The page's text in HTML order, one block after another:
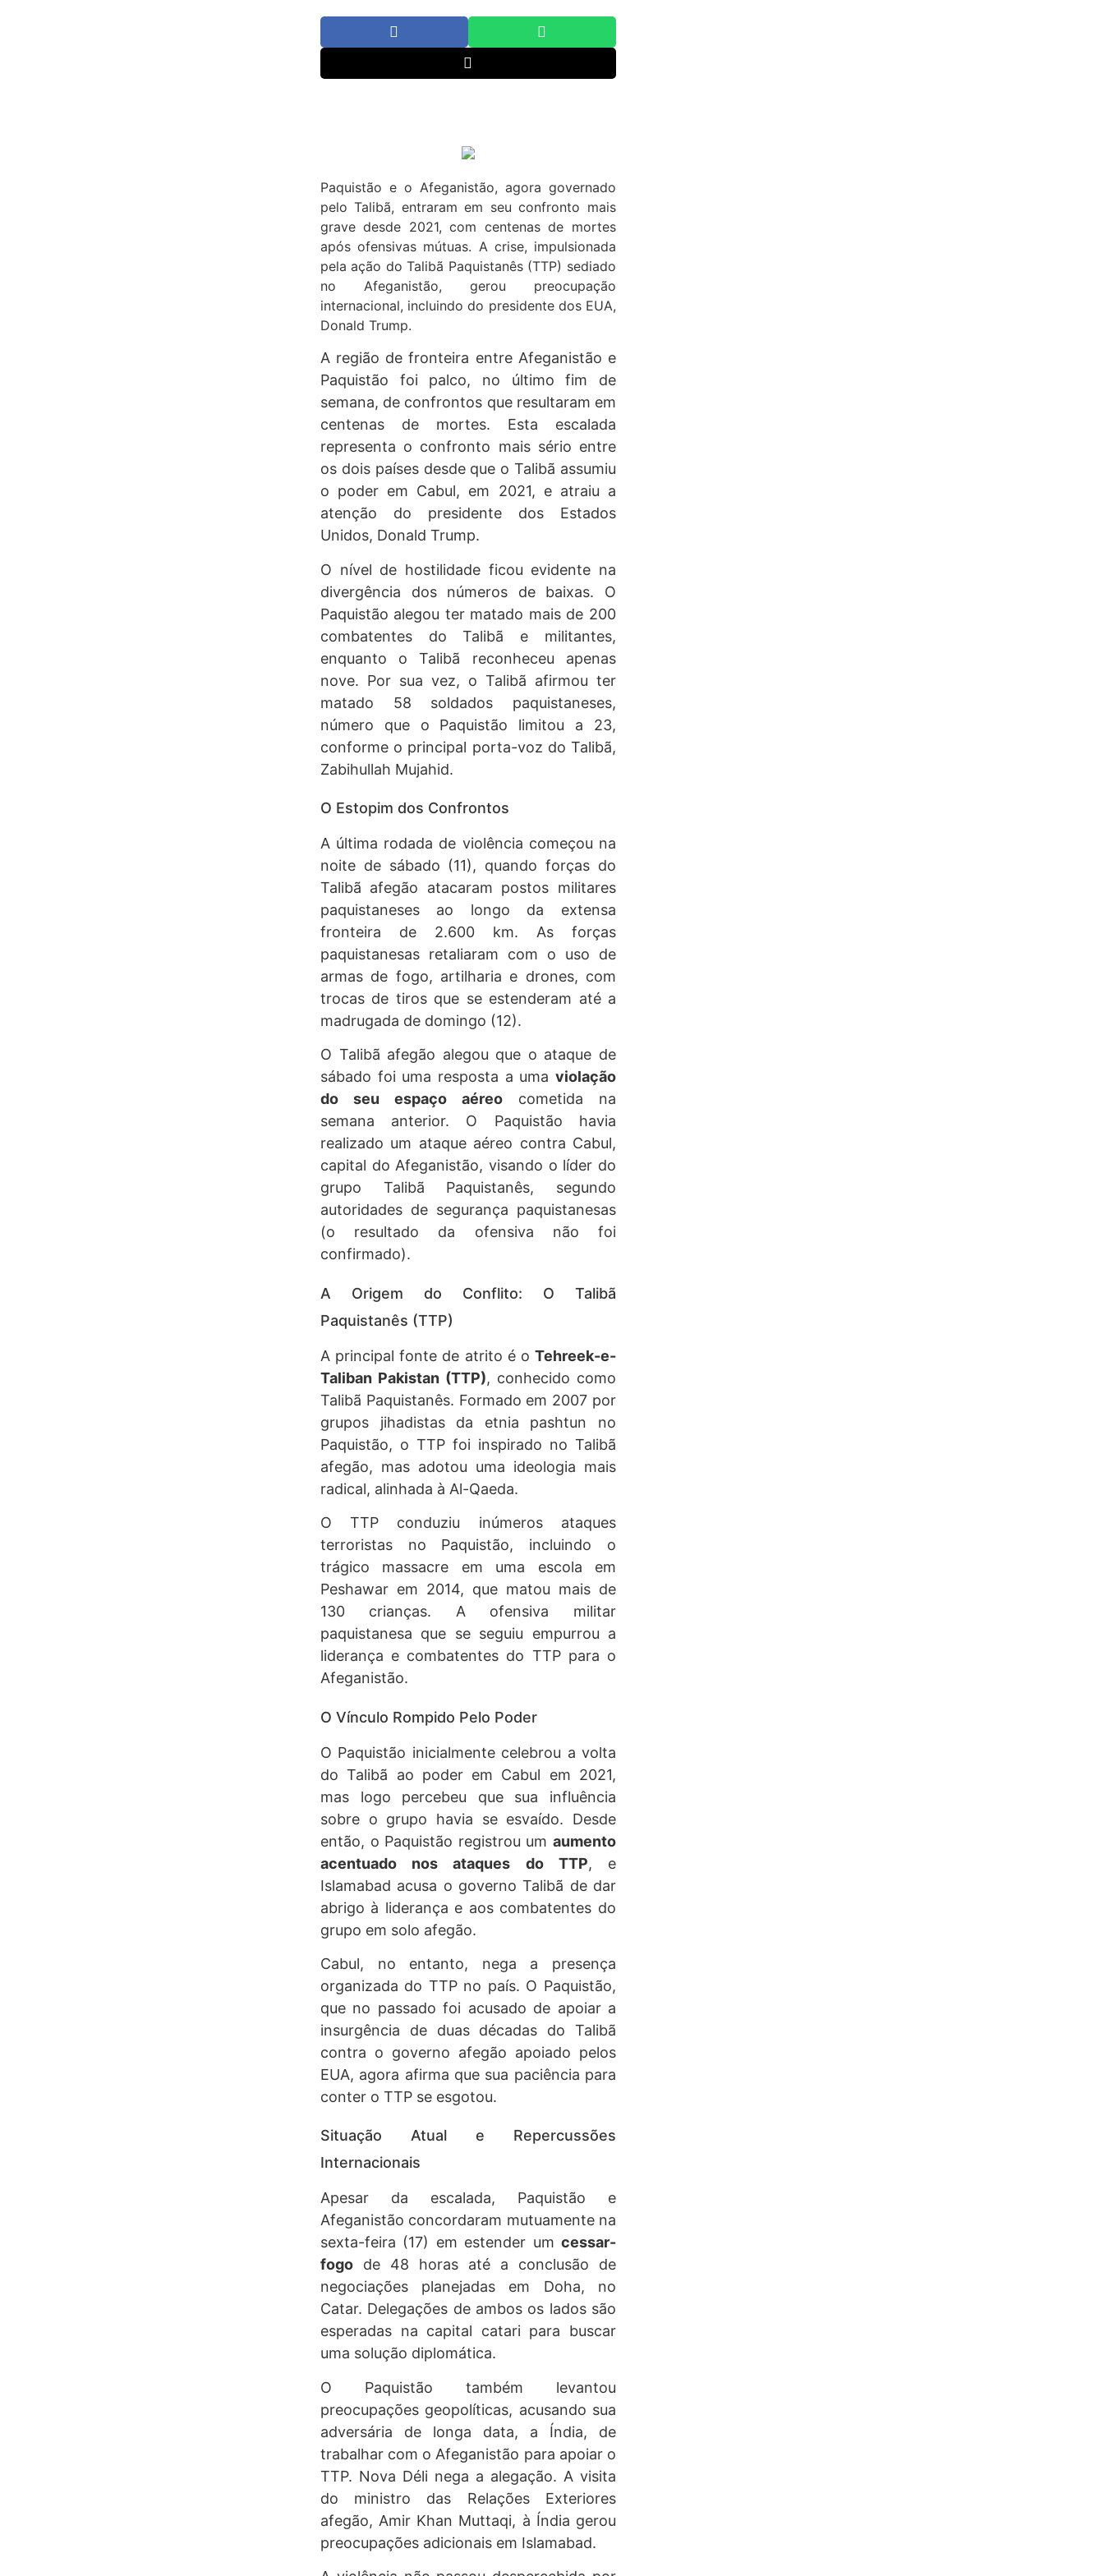
Paquistão e o Afeganistão, agora governado
pelo Talibã, entraram em seu confronto mais
grave desde 2021, com centenas de mortes
após ofensivas mútuas. A crise, impulsionada
pela ação do Talibã Paquistanês (TTP) sediado
no Afeganistão, gerou preocupação
internacional, incluindo do presidente dos EUA,
Donald Trump.
A região de fronteira entre Afeganistão e
Paquistão foi palco, no último fim de
semana, de confrontos que resultaram em
centenas de mortes. Esta escalada
representa o confronto mais sério entre
os dois países desde que o Talibã assumiu
o poder em Cabul, em 2021, e atraiu a
atenção do presidente dos Estados
Unidos, Donald Trump.
O nível de hostilidade ficou evidente na
divergência dos números de baixas. O
Paquistão alegou ter matado mais de 200
combatentes do Talibã e militantes,
enquanto o Talibã reconheceu apenas
nove. Por sua vez, o Talibã afirmou ter
matado 58 soldados paquistaneses,
número que o Paquistão limitou a 23,
conforme o principal porta-voz do Talibã,
Zabihullah Mujahid.
O Estopim dos Confrontos
A última rodada de violência começou na
noite de sábado (11), quando forças do
Talibã afegão atacaram postos militares
paquistaneses ao longo da extensa
fronteira de 2.600 km. As forças
paquistanesas retaliaram com o uso de
armas de fogo, artilharia e drones, com
trocas de tiros que se estenderam até a
madrugada de domingo (12).
O Talibã afegão alegou que o ataque de
sábado foi uma resposta a uma violação
do seu espaço aéreocometida na
semana anterior. O Paquistão havia
realizado um ataque aéreo contra Cabul,
capital do Afeganistão, visando o líder do
grupo Talibã Paquistanês, segundo
autoridades de segurança paquistanesas
(o resultado da ofensiva não foi
confirmado).
A Origem do Conflito: O Talibã
Paquistanês (TTP)
A principal fonte de atrito é o Tehreek-e-
Taliban Pakistan (TTP), conhecido como
Talibã Paquistanês. Formado em 2007 por
grupos jihadistas da etnia pashtun no
Paquistão, o TTP foi inspirado no Talibã
afegão, mas adotou uma ideologia mais
radical, alinhada à Al-Qaeda.
O TTP conduziu inúmeros ataques
terroristas no Paquistão, incluindo o
trágico massacre em uma escola em
Peshawar em 2014, que matou mais de
130 crianças. A ofensiva militar
paquistanesa que se seguiu empurrou a
liderança e combatentes do TTP para o
Afeganistão.
O Vínculo Rompido Pelo Poder
O Paquistão inicialmente celebrou a volta
do Talibã ao poder em Cabul em 2021,
mas logo percebeu que sua influência
sobre o grupo havia se esvaído. Desde
então, o Paquistão registrou um aumento
acentuado nos ataques do TTP, e
Islamabad acusa o governo Talibã de dar
abrigo à liderança e aos combatentes do
grupo em solo afegão.
Cabul, no entanto, nega a presença
organizada do TTP no país. O Paquistão,
que no passado foi acusado de apoiar a
insurgência de duas décadas do Talibã
contra o governo afegão apoiado pelos
EUA, agora afirma que sua paciência para
conter o TTP se esgotou.
Situação Atual e Repercussões
Internacionais
Apesar da escalada, Paquistão e
Afeganistão concordaram mutuamente na
sexta-feira (17) em estender um cessar-
fogode 48 horas até a conclusão de
negociações planejadas em Doha, no
Catar. Delegações de ambos os lados são
esperadas na capital catari para buscar
uma solução diplomática.
O Paquistão também levantou
preocupações geopolíticas, acusando sua
adversária de longa data, a Índia, de
trabalhar com o Afeganistão para apoiar o
TTP. Nova Déli nega a alegação. A visita
do ministro das Relações Exteriores
afegão, Amir Khan Muttaqi, à Índia gerou
preocupações adicionais em Islamabad.